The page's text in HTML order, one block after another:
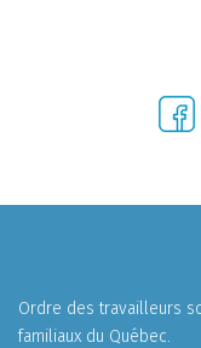
Ordre des travailleurs
familiaux du Québec.